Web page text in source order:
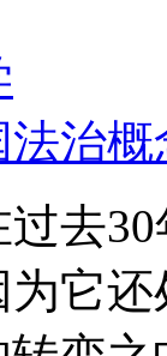
治概
去
它